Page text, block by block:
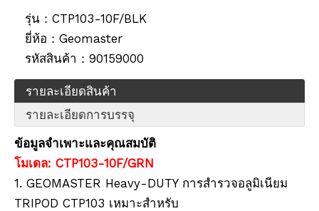
เสา RTK (2.0ม.,10มม.)
รุ่น： CTP103-10F/BLK
ยี่ห้อ： Geomaster
รหัสสินค้า： 90159000
รายละเอียดสินค้า
รายละเอียดการบรรจุ
ข้อมูลจำเพาะและคุณสมบัติ
โมเดล: CTP103-10F/GRN
1. GEOMASTER Heavy-DUTY การสำรวจอลูมิเนียม
TRIPOD CTP103 เหมาะสำหรับ